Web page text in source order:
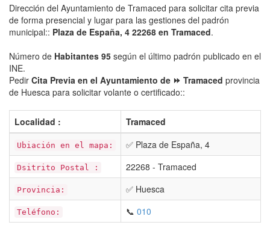
Dirección del Ayuntamiento de Tramaced para solicitar cita previa
de forma presencial y lugar para las gestiones del padrón
municipal:: Plaza de España, 4 22268 en Tramaced.
Número de Habitantes 95 según el último padrón publicado en el
INE.
Pedir Cita Previa en el Ayuntamiento de ⏩ Tramaced provincia
de Huesca para solicitar volante o certificado::
Localidad : Tramaced
Ubiación en el mapa: ✅ Plaza de España, 4
Dsitrito Postal : 22268 - Tramaced
Provincia: ✅ Huesca
Teléfono: 📞 010